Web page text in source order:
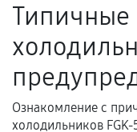
Акт
услуг и
Документы на
Ознакомление с
холодильников FGK-